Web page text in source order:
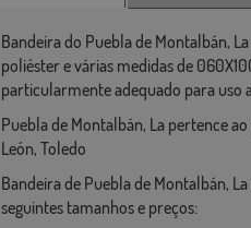
Bandeira do Puebla de Montalbán,
poliéster e várias medidas de
particularmente adequado para uso
Puebla de Montalbán, La pertence
León, Toledo
Bandeira de Puebla de Montalbán,
seguintes tamanhos e preços: